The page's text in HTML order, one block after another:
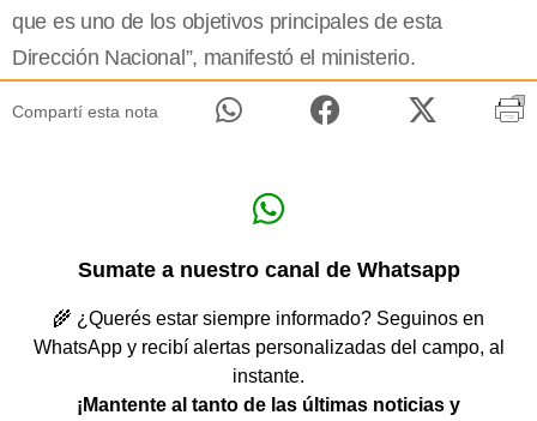
que es uno de los objetivos principales de esta
Dirección Nacional”, manifestó el ministerio.
Compartí esta nota
Sumate a nuestro canal de Whatsapp
🌾 ¿Querés estar siempre informado? Seguinos en
WhatsApp y recibí alertas personalizadas del campo, al
instante.
¡Mantente al tanto de las últimas noticias y